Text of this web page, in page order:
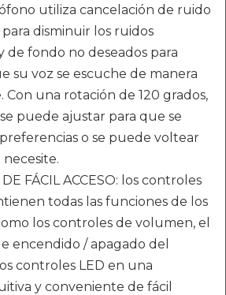
utiliza cancelación de ruido
disminuir los ruidos
de fondo no deseados para
su voz se escuche de manera
Con una rotación de 120 grados,
puede ajustar para que se
o se puede voltear
FÁCIL ACCESO: los controles
todas las funciones de los
los controles de volumen, el
encendido / apagado del
controles LED en una
y conveniente de fácil